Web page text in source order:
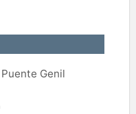
Genil